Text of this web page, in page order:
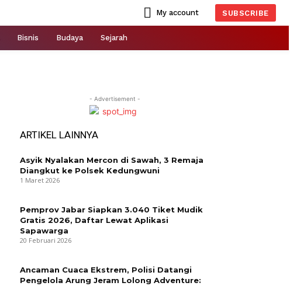
My account SUBSCRIBE
Bisnis Budaya Sejarah
- Advertisement -
ARTIKEL LAINNYA
Asyik Nyalakan Mercon di Sawah, 3 Remaja
Diangkut ke Polsek Kedungwuni
1 Maret 2026
Pemprov Jabar Siapkan 3.040 Tiket Mudik
Gratis 2026, Daftar Lewat Aplikasi
Sapawarga
20 Februari 2026
Ancaman Cuaca Ekstrem, Polisi Datangi
Pengelola Arung Jeram Lolong Adventure: